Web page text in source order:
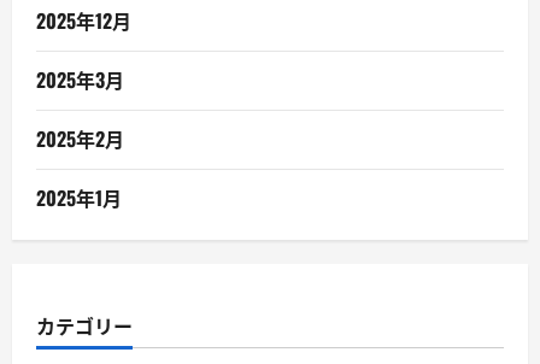
2025年12月
2025年3月
2025年2月
2025年1月
カテゴリー